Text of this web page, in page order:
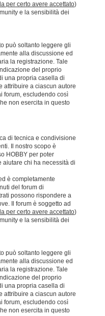
per certo avere accettato)
e la sensibilità dei
può soltanto leggere gli
alla discussione ed
la registrazione. Tale
del proprio
una propria casella di
attribuire a ciascun autore
forum, escludendo così
non esercita in questo
di tecnica e condivisione
Il nostro scopo è
HOBBY per poter
aiutare chi ha necessità di
è completamente
del forum di
possono rispondere a
Il forum è soggetto ad
per certo avere accettato)
e la sensibilità dei
può soltanto leggere gli
alla discussione ed
la registrazione. Tale
del proprio
una propria casella di
attribuire a ciascun autore
forum, escludendo così
non esercita in questo